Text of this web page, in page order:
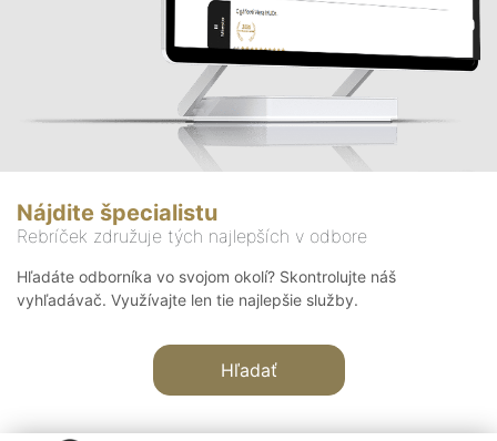
Nájdite špecialistu
Rebríček združuje tých najlepších v odbore
Hľadáte odborníka vo svojom okolí? Skontrolujte náš
vyhľadávač. Využívajte len tie najlepšie služby.
Hľadať